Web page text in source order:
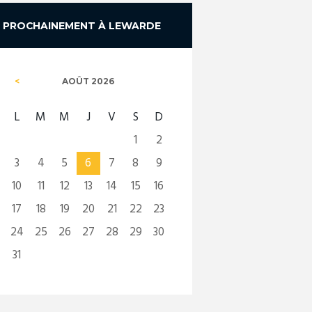
PROCHAINEMENT À LEWARDE
AOÛT 2026
L M M J V S
D
1
2
3
4 5 6 7 8
9
10
11 12 13 14 15
16
17
18 19 20 21 22
23
24
25 26 27 28 29
30
31